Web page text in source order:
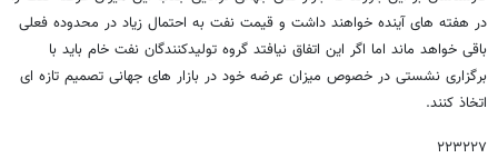
در هفته های آینده خواهند داشت و قیمت نفت به احتمال زیاد در محدوده فعلی
باقی خواهد ماند اما اگر این اتفاق نیافتد گروه تولیدکنندگان نفت خام باید با
برگزاری نشستی در خصوص میزان عرضه خود در بازار های جهانی تصمیم تازه ای
اتخاذ کنند.
۲۲۳۲۲۷